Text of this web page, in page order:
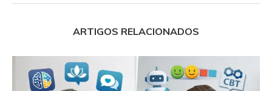
ARTIGOS RELACIONADOS